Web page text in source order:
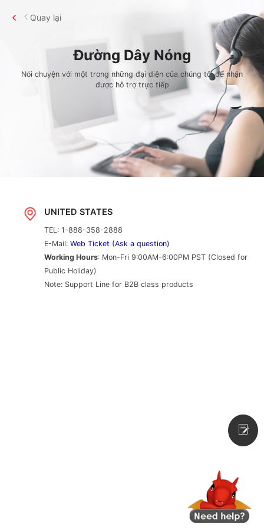
Đường Dây Nóng
Nói chuyện với một trong những đại diện của chúng tôi để nhận
được hỗ trợ trực tiếp
Quay lại
UNITED STATES
TEL: 1-888-358-2888
E-Mail: Web Ticket (Ask a question)
Working Hours: Mon-Fri 9:00AM-6:00PM PST (Closed for
Public Holiday)
Note: Support Line for B2B class products